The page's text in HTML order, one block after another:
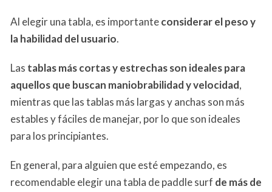
Al elegir una tabla, es importanteconsiderar el peso y
la habilidad del usuario.
Las tablas más cortas y estrechas son ideales para
aquellos que buscan maniobrabilidad y velocidad,
mientras que las tablas más largas y anchas son más
estables y fáciles de manejar, por lo que son ideales
para los principiantes.
En general, para alguien que esté empezando, es
recomendable elegir una tabla de paddle surf de más de